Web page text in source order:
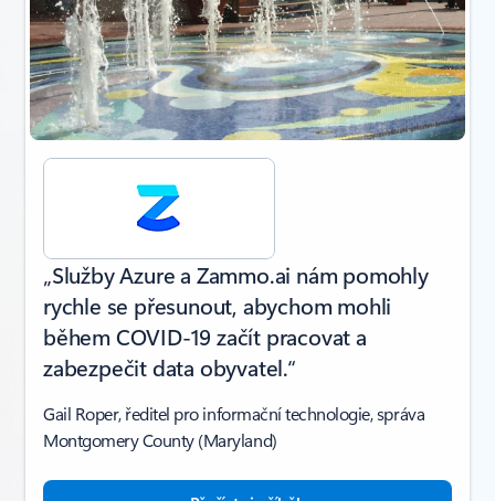
„Služby Azure a Zammo.ai nám pomohly
rychle se přesunout, abychom mohli
během COVID-19 začít pracovat a
zabezpečit data obyvatel.“
Gail Roper, ředitel pro informační technologie, správa
Montgomery County (Maryland)